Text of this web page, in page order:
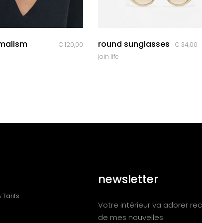
€ 120,00
round sunglasses €34,00
join life
Tarifs
newsletter
Votre intérieur va adorer
de mes nouvelles.